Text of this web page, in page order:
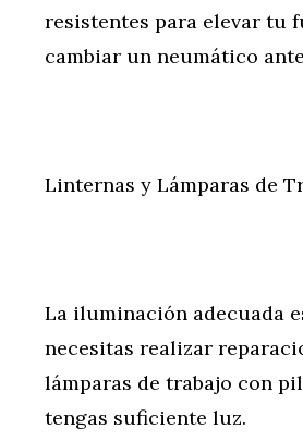
resistentes para elevar tu
cambiar un neumático
Linternas y Lámparas de
La iluminación adecuada
necesitas realizar
lámparas de trabajo con
tengas suficiente luz.